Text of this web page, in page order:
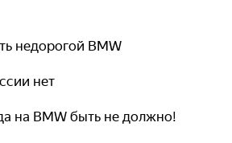
недорогой BMW
нет
на BMW быть не должно!